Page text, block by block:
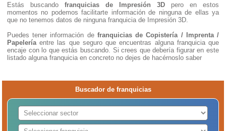
Estás buscando franquicias de Impresión 3D pero en estos
momentos no podemos facilitarte información de ninguna de ellas ya
que no tenemos datos de ninguna franquicia de Impresión 3D.
Puedes tener información de franquicias de Copistería / Imprenta /
Papeleríaentre las que seguro que encuentras alguna franquicia que
encaje con lo que estás buscando. Si crees que debería figurar en este
listado alguna franquicia en concreto no dejes de hacérnoslo saber
Buscador de franquicias